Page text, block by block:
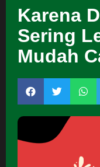
Karena
Sering
Mudah